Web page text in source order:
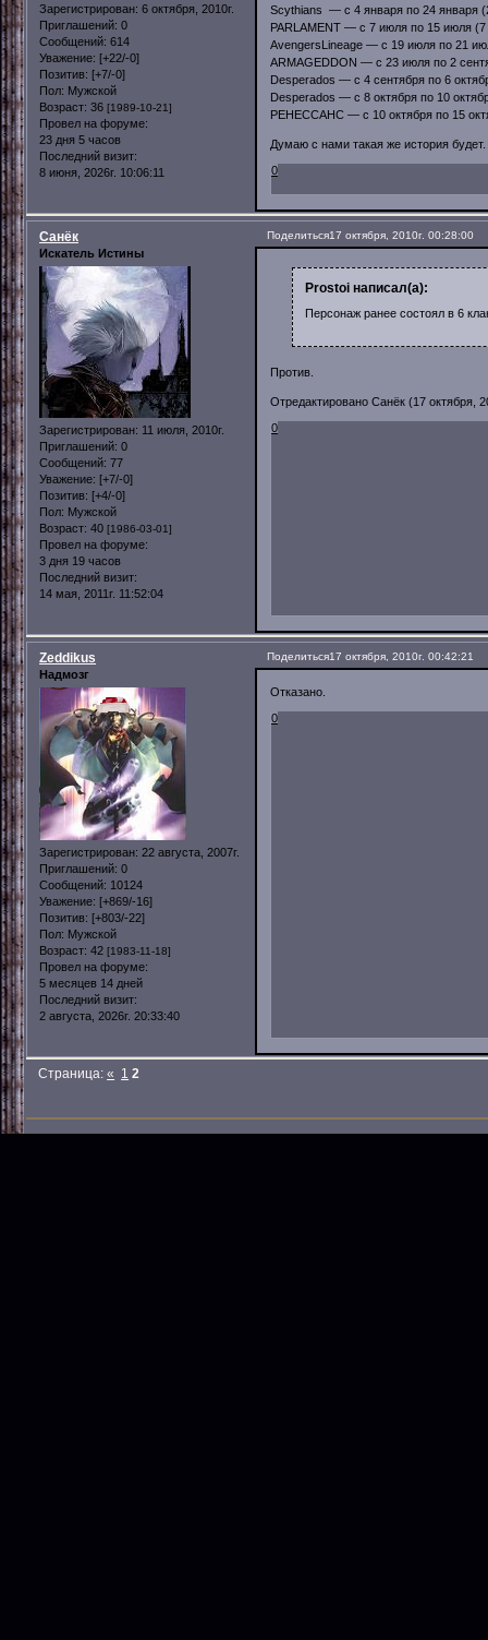
Зарегистрирован: 6 октября, 2010г.
Приглашений: 0
Сообщений: 614
Уважение: [+22/-0]
Позитив: [+7/-0]
Пол: Мужской
Возраст: 36 [1989-10-21]
Провел на форуме:
23 дня 5 часов
Последний визит:
8 июня, 2026г. 10:06:11
Scythians — с 4 января по 24 января
PARLAMENT — с 7 июля по 15 июля (7
AvengersLineage — с 19 июля по 21
ARMAGEDDON — с 23 июля по 2
Desperados — с 4 сентября по 6
Desperados — с 8 октября по 10
PEHECCAHC — с 10 октября по 15
Думаю с нами такая же история
0
Поделиться17 октября, 2010г. 00:28:00
Санёк
Искатель Истины
Зарегистрирован: 11 июля, 2010г.
Приглашений: 0
Сообщений: 77
Уважение: [+7/-0]
Позитив: [+4/-0]
Пол: Мужской
Возраст: 40 [1986-03-01]
Провел на форуме:
3 дня 19 часов
Последний визит:
14 мая, 2011г. 11:52:04
Prostoi написал(а):
Персонаж ранее состоял в 6
Против.
Отредактировано Санёк (17 октября,
0
Поделиться17 октября, 2010г. 00:42:21
Zeddikus
Надмозг
Зарегистрирован: 22 августа, 2007г.
Приглашений: 0
Сообщений: 10124
Уважение: [+869/-16]
Позитив: [+803/-22]
Пол: Мужской
Возраст: 42 [1983-11-18]
Провел на форуме:
5 месяцев 14 дней
Последний визит:
2 августа, 2026г. 20:33:40
Отказано.
0
Страница:« 1 2